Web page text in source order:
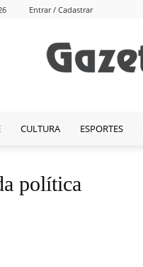
Entrar / Cadastrar
CULTURA ESPORTES
política